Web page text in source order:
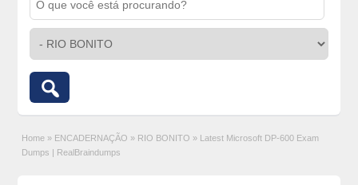
Home » ENCADERNAÇÃO » RIO BONITO » Latest Microsoft DP-600 Exam
Dumps | RealBraindumps